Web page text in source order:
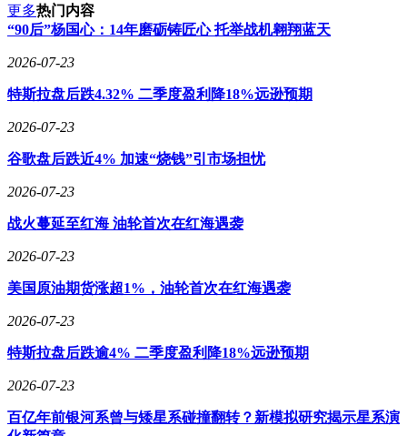
更多热门内容
“90后”杨国心：14年磨砺铸匠心 托举战机翱翔蓝天
2026-07-23
特斯拉盘后跌4.32% 二季度盈利降18%远逊预期
2026-07-23
谷歌盘后跌近4% 加速“烧钱”引市场担忧
2026-07-23
战火蔓延至红海 油轮首次在红海遇袭
2026-07-23
美国原油期货涨超1%，油轮首次在红海遇袭
2026-07-23
特斯拉盘后跌逾4% 二季度盈利降18%远逊预期
2026-07-23
百亿年前银河系曾与矮星系碰撞翻转？新模拟研究揭示星系演